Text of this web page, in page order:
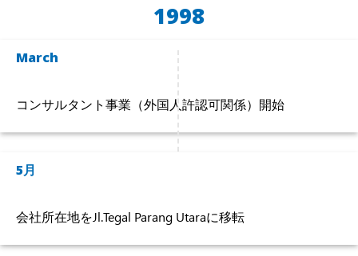
March
コンサルタント事業（外国人許認可関係）開始
1998
5月
会社所在地をJl.Tegal Parang Utaraに移転